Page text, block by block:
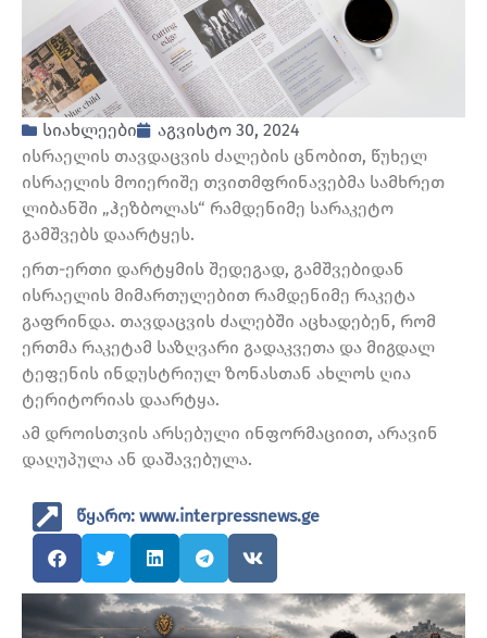
სიახლეები
აგვისტო 30, 2024
ისრაელის თავდაცვის ძალების ცნობით, წუხელ
ისრაელის მოიერიშე თვითმფრინავებმა სამხრეთ
ლიბანში „ჰეზბოლას“ რამდენიმე სარაკეტო
გამშვებს დაარტყეს.
ერთ-ერთი დარტყმის შედეგად, გამშვებიდან
ისრაელის მიმართულებით რამდენიმე რაკეტა
გაფრინდა. თავდაცვის ძალებში აცხადებენ, რომ
ერთმა რაკეტამ საზღვარი გადაკვეთა და მიგდალ
ტეფენის ინდუსტრიულ ზონასთან ახლოს ღია
ტერიტორიას დაარტყა.
ამ დროისთვის არსებული ინფორმაციით, არავინ
დაღუპულა ან დაშავებულა.
წყარო: www.interpressnews.ge